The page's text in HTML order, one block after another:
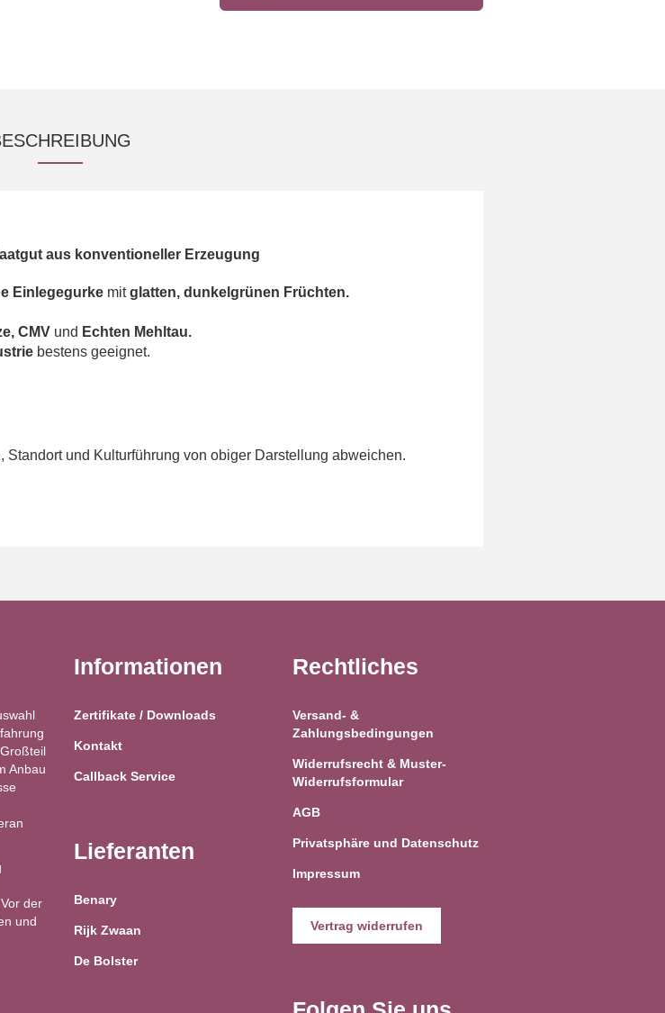
aus konventioneller Erzeugung
Einlegegurke mitglatten, dunkelgrünen Früchten.
CMV und Echten Mehltau.
bestens geeignet.
und Kulturführung von obiger Darstellung abweichen.
Anbau
der
und
Informationen
Zertifikate / Downloads
Kontakt
Callback Service
Lieferanten
Benary
Rijk Zwaan
De Bolster
Rechtliches
Versand- &
Zahlungsbedingungen
Widerrufsrecht & Muster-
Widerrufsformular
AGB
Privatsphäre und Datenschutz
Impressum
Vertrag widerrufen